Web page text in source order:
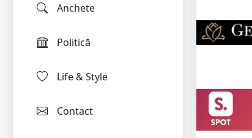
Anchete
Politică
Life & Style
Contact